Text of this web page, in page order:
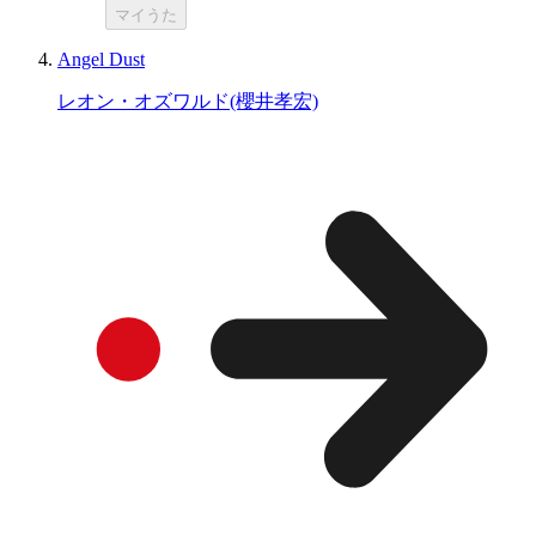
マイうた
Angel Dust
レオン・オズワルド(櫻井孝宏)